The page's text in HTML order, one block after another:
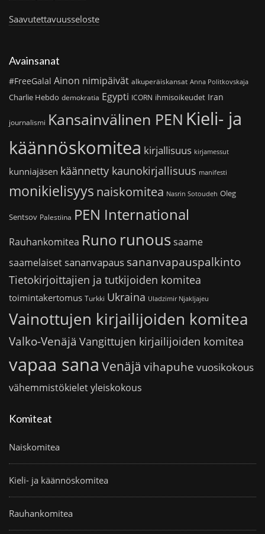
Saavutettavuusseloste
Avainsanat
#FreeGalal Ainon nimipäivät alkuperäiskansat Anna Politkovskaja
Charlie Hebdo demokratia Egypti ICORN ihmisoikeudet Iran
journalismi Kansainvälinen PEN Kieli- ja
käännöskomitea kirjallisuus kirjamessut
kunniajäsen käännetty kaunokirjallisuus manifesti
monikielisyys naiskomitea Nasrin Sotoudeh Oleg
Sentsov Palestiina PEN International
Rauhankomitea Runo runoussaame
saamelaiset sananvapaus sananvapauspalkinto
Tietokirjoittajien ja tutkijoiden komitea
toimintakertomus Turkki Ukraina Uladzimir Njakljajeu
Vainottujen kirjailijoiden komitea
Valko-Venäjä Vangittujen kirjailijoiden komitea
vapaa sana Venäjä vihapuhe vuosikokous
vähemmistökieletyleiskokous
Komiteat
Naiskomitea
Kieli- ja käännöskomitea
Rauhankomitea